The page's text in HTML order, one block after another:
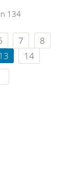
134
7
8
14